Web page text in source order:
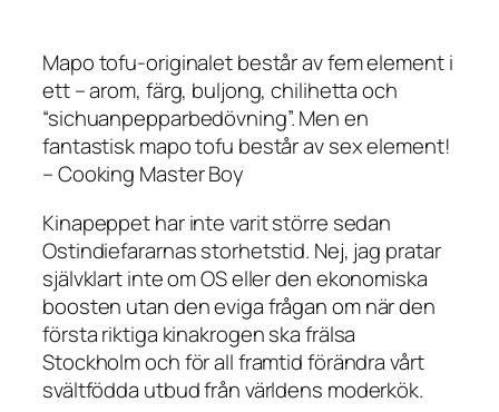
Mapo tofu-originalet består av fem element i
ett – arom, färg, buljong, chilihetta och
“sichuanpepparbedövning”. Men en
fantastisk mapo tofu består av sex element!
– Cooking Master Boy
Kinapeppet har inte varit större sedan
Ostindiefararnas storhetstid. Nej, jag pratar
självklart inte om OS eller den ekonomiska
boosten utan den eviga frågan om när den
första riktiga kinakrogen ska frälsa
Stockholm och för all framtid förändra vårt
svältfödda utbud från världens moderkök.